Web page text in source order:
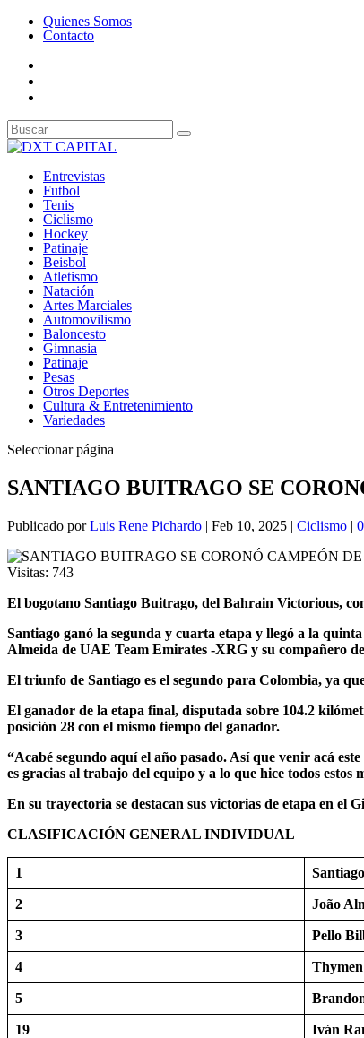
Quienes Somos
Contacto
Entrevistas
Futbol
Tenis
Ciclismo
Hockey
Patinaje
Beisbol
Atletismo
Natación
Artes Marciales
Automovilismo
Baloncesto
Gimnasia
Patinaje
Pesas
Otros Deportes
Cultura & Entretenimiento
Variedades
Seleccionar página
SANTIAGO BUITRAGO SE
Publicado porLuis Rene Pichardo | Feb 10, 2025 | Ciclismo | 0
Visitas: 743
El bogotano Santiago Buitrago, del Bahrain Victorious,
Santiago ganó la segunda y cuarta etapa y llegó a la
Almeida de UAE Team Emirates -XRG y su compañero
El triunfo de Santiago es el segundo para Colombia, ya
El ganador de la etapa final, disputada sobre 104.2
posición 28 con el mismo tiempo del ganador.
“Acabé segundo aquí el año pasado. Así que venir acá
es gracias al trabajo del equipo y a lo que hice todos
En su trayectoria se destacan sus victorias de etapa en el
CLASIFICACIÓN GENERAL INDIVIDUAL
1
2 João
3 Pello
4
5
19 Iván